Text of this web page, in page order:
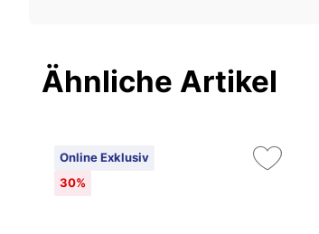
Ähnliche Artikel
Online Exklusiv
30%